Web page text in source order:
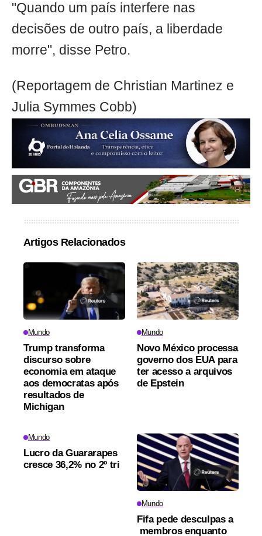
"Quando um país interfere nas
decisões de outro país, a liberdade
morre", disse Petro.
(Reportagem de Christian Martinez e
Julia Symmes Cobb)
Artigos Relacionados
Mundo
Trump transforma
discurso sobre
economia em ataque
aos democratas após
resultados de
Michigan
Mundo
Novo México processa
governo dos EUA para
ter acesso a arquivos
de Epstein
Mundo
Lucro da Guararapes
cresce 36,2% no 2º tri
Mundo
Fifa pede desculpas a
membros enquanto